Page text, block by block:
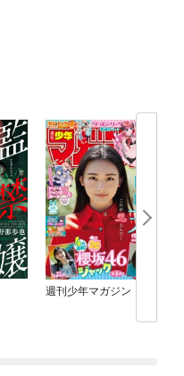
週刊少年マガジン